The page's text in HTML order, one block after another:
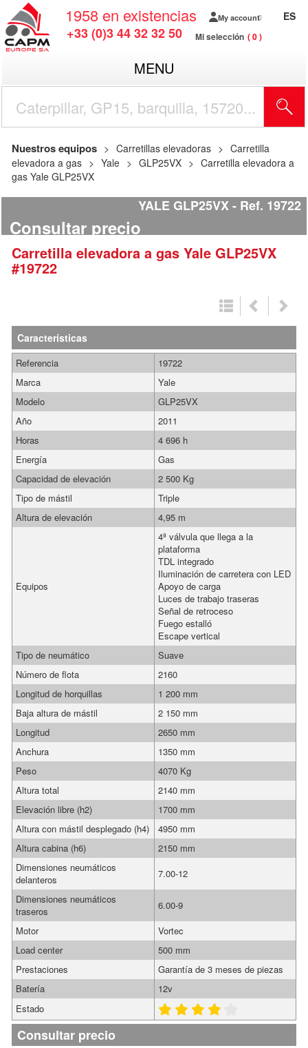
1958 en existencias
+33 (0)3 44 32 32 50
My account
Mi selección 0
ES
MENU
Nuestros equipos Carretillas elevadoras
Carretilla
elevadora a gas
Yale GLP25VX
Carretilla elevadora a
gas Yale GLP25VX
YALE GLP25VX Ref. 19722
Consultar precio
Carretilla elevadora a gas Yale GLP25VX
#19722
Características
Referencia
19722
Marca
Yale
Modelo
GLP25VX
Año
2011
Horas
4 696 h
Energía
Gas
Capacidad de elevación
2 500 Kg
Tipo de mástil
Triple
Altura de elevación
4,95 m
Equipos
4ª válvula que llega a la
plataforma
TDL integrado
Iluminación de carretera con LED
Apoyo de carga
Luces de trabajo traseras
Señal de retroceso
Fuego estalló
Escape vertical
Tipo de neumático
Suave
Número de flota
2160
Longitud de horquillas
1 200 mm
Baja altura de mástil
2 150 mm
Longitud
2650 mm
Anchura
1350 mm
Peso
4070 Kg
Altura total
2140 mm
Elevación libre (h2)
1700 mm
Altura con mástil desplegado (h4)
4950 mm
Altura cabina (h6)
2150 mm
Dimensiones neumáticos
delanteros
7.00-12
Dimensiones neumáticos
traseros
6.00-9
Motor
Vortec
Load center
500 mm
Prestaciones
Garantía de 3 meses de piezas
Batería
12v
Estado
Consultar precio